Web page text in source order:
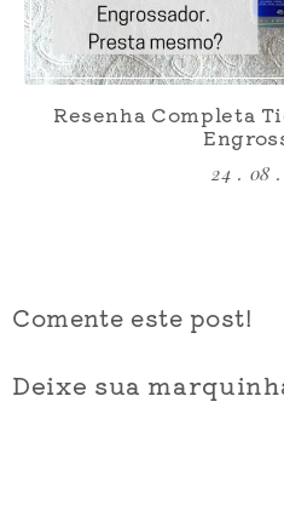
Resenha Completa
24 . 08
Comente este post!
Deixe sua